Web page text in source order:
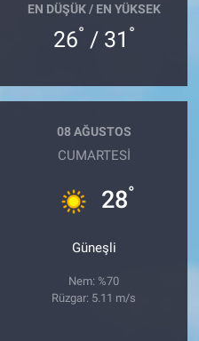
EN DÜŞÜK / EN YÜKSEK
26° / 31 °
08 AĞUSTOS
CUMARTESI
28°
Güneşli
Nem: %70
Rüzgar: 5.11 m/s